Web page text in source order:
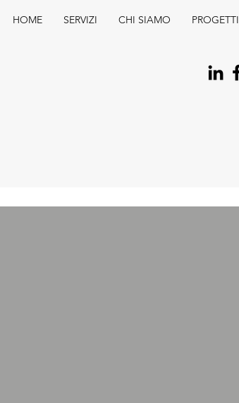
HOME SERVIZI CHI SIAMO PROGETTI